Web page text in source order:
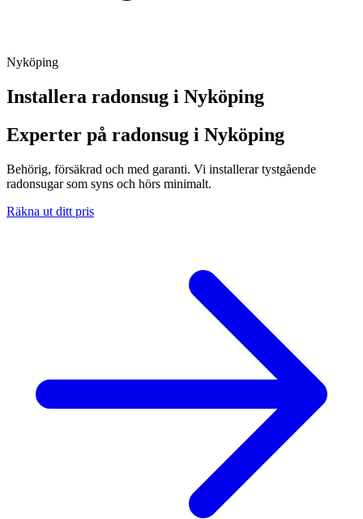
Nyköping
Installera radonsug i Nyköping
Experter på radonsug i Nyköping
Behörig, försäkrad och med garanti. Vi installerar tystgående
radonsugar som syns och hörs minimalt.
Räkna ut ditt pris